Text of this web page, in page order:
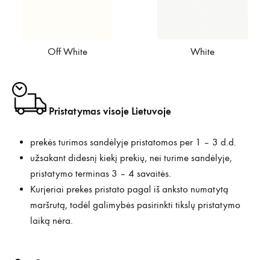
Off White White
Pristatymas visoje Lietuvoje
prekės turimos sandėlyje pristatomos per 1 – 3 d.d.
užsakant didesnį kiekį prekių, nei turime sandėlyje,
pristatymo terminas 3 – 4 savaitės.
Kurjeriai prekes pristato pagal iš anksto numatytą
maršrutą, todėl galimybės pasirinkti tikslų pristatymo
laiką nėra.